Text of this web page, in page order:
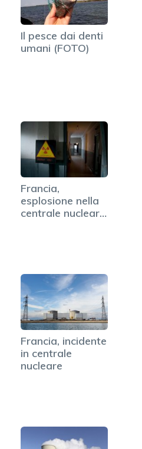
Il pesce dai denti
umani (FOTO)
Francia,
esplosione nella
centrale nucleare
Francia, incidente
in centrale
nucleare